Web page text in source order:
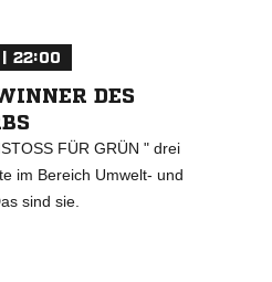
22:00
DES
FÜR GRÜN " drei
im Bereich Umwelt- und
sind sie.